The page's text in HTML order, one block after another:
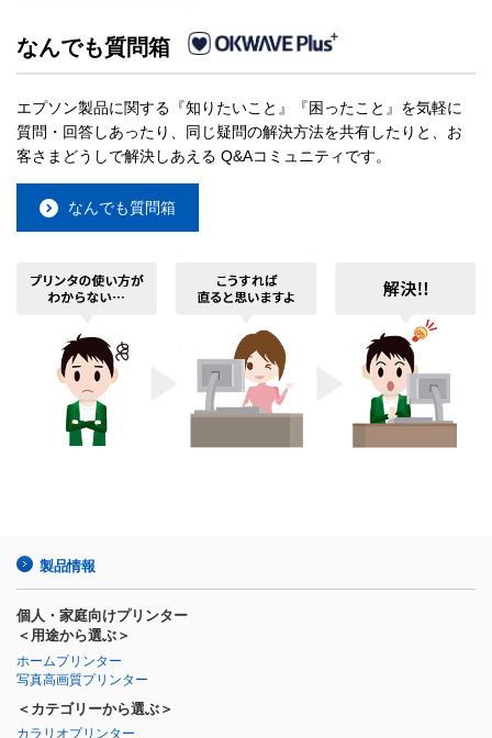
なんでも質問箱
エプソン製品に関する『知りたいこと』『困ったこと』を気軽に
質問・回答しあったり、同じ疑問の解決方法を共有したりと、お
客さまどうしで解決しあえる Q&Aコミュニティです。
なんでも質問箱
製品情報
個人・家庭向けプリンター
＜用途から選ぶ＞
ホームプリンター
写真高画質プリンター
＜カテゴリーから選ぶ＞
カラリオプリンター